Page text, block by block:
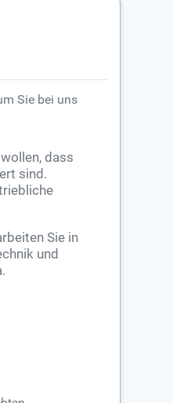
Sie bei uns
dass
sind.
Sie in
und